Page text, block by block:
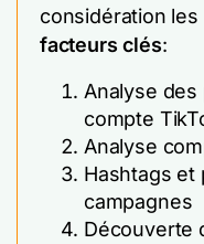
considération
facteurs clés:
Analyse
compte
Analyse
Hashtags et
campagnes
Découverte